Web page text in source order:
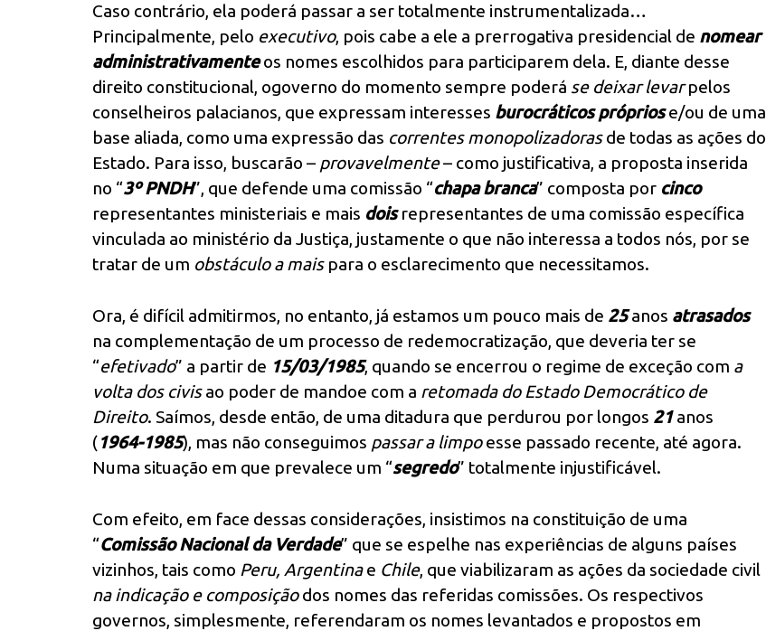
Caso contrário, ela poderá passar a ser totalmente instrumentalizada…
Principalmente, pelo executivo, pois cabe a ele a prerrogativa presidencial de nomear
administrativamenteos nomes escolhidos para participarem dela. E, diante desse
direito constitucional, ogoverno do momento sempre poderá se deixar levarpelos
conselheiros palacianos, que expressam interesses burocráticos própriose/ou de uma
base aliada, como uma expressão das correntes monopolizadorasde todas as ações do
Estado. Para isso, buscarão – provavelmente– como justificativa, a proposta inserida
no “3º PNDH”, que defende uma comissão “chapa branca” composta por cinco
representantes ministeriais e mais doisrepresentantes de uma comissão específica
vinculada ao ministério da Justiça, justamente o que não interessa a todos nós, por se
tratar de um obstáculo a mais para o esclarecimento que necessitamos.
Ora, é difícil admitirmos, no entanto, já estamos um pouco mais de 25anos atrasados
na complementação de um processo de redemocratização, que deveria ter se
“efetivado” a partir de 15/03/1985, quando se encerrou o regime de exceção com a
volta dos civisao poder de mandoe com a retomada do Estado Democrático de
Direito. Saímos, desde então, de uma ditadura que perdurou por longos 21anos
(1964-1985), mas não conseguimos passar a limpoesse passado recente, até agora.
Numa situação em que prevalece um “segredo” totalmente injustificável.
Com efeito, em face dessas considerações, insistimos na constituição de uma
“Comissão Nacional da Verdade” que se espelhe nas experiências de alguns países
vizinhos, tais como Peru, Argentinae Chile, que viabilizaram as ações da sociedade civil
na indicação e composiçãodos nomes das referidas comissões. Os respectivos
governos, simplesmente, referendaram os nomes levantados e propostos em